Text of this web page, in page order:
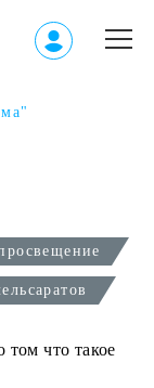
что такое